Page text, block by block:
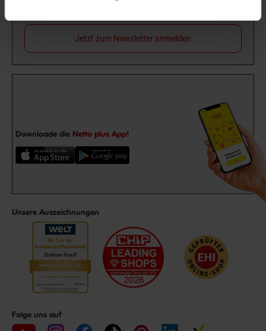
Gutschein
Jetzt zum Newsletter anmelden
Downloade die Netto plus App!
Unsere Auszeichnungen
Folge uns auf